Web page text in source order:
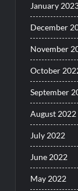
January
December
November
October
September
August 2022
July 2022
June 2022
May 2022